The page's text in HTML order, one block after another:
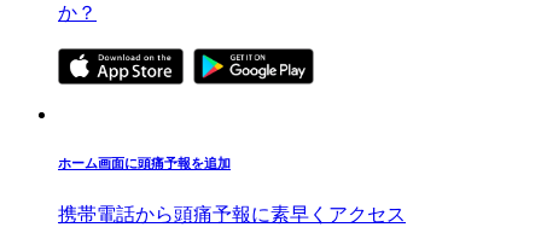
か？
ホーム画面に頭痛予報を追加
携帯電話から頭痛予報に素早くアクセス